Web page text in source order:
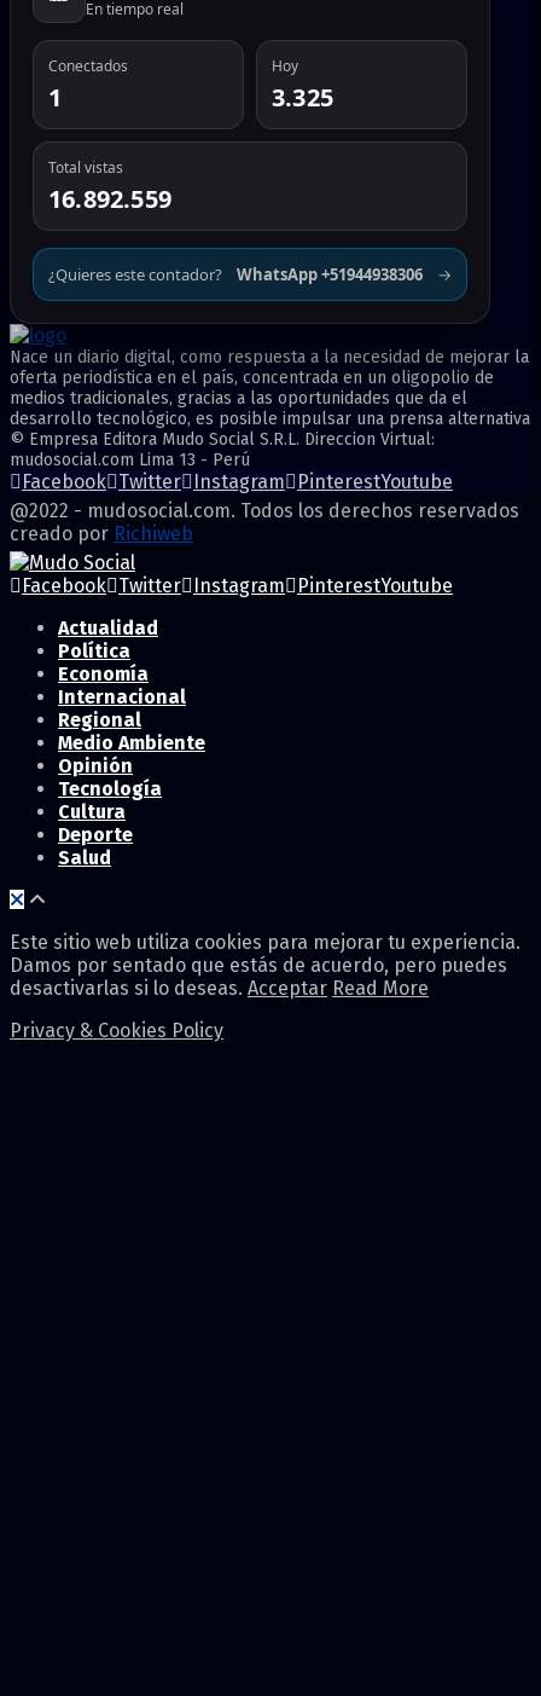
En tiempo real
Conectados
1
Hoy
3.325
Total vistas
16.892.559
¿Quieres este contador? WhatsApp +51944938306 →
Nace un diario digital, como respuesta a la necesidad de mejorar la
oferta periodística en el país, concentrada en un oligopolio de
medios tradicionales, gracias a las oportunidades que da el
desarrollo tecnológico, es posible impulsar una prensa alternativa
© Empresa Editora Mudo Social S.R.L. Direccion Virtual:
mudosocial.com Lima 13 - Perú
Facebook Twitter Instagram PinterestYoutube
@2022 - mudosocial.com. Todos los derechos reservados
creado por Richiweb
Facebook Twitter Instagram PinterestYoutube
Actualidad
Política
Economía
Internacional
Regional
Medio Ambiente
Opinión
Tecnología
Cultura
Deporte
Salud
Este sitio web utiliza cookies para mejorar tu experiencia.
Damos por sentado que estás de acuerdo, pero puedes
desactivarlas si lo deseas. Acceptar Read More
Privacy & Cookies Policy